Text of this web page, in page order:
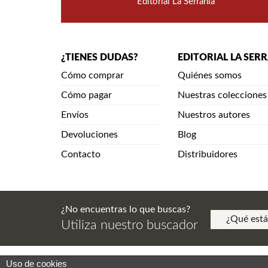
¿TIENES DUDAS?
Cómo comprar
Cómo pagar
Envíos
Devoluciones
Contacto
EDITORIAL LA
Quiénes somos
Nuestras colecciones
Nuestros autores
Blog
Distribuidores
¿No encuentras lo que buscas?
Utiliza nuestro buscador
Aviso Legal. Política de Privacidad. Aviso de
Uso de cookies